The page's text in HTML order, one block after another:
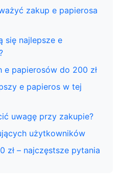
zakup e papierosa
się najlepsze e
e papierosów do 200 zł
e papieros w tej
uwagę przy zakupie?
użytkowników
zł – najczęstsze pytania